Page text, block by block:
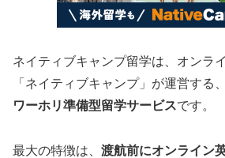
ネイティブキャンプ留学は、オンラ
「ネイティブキャンプ」が運営する、
ワーホリ準備型留学サービスです。
最大の特徴は、 渡航前にオンライン